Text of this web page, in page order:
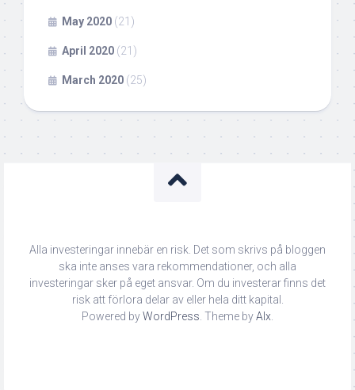
May 2020 (21)
April 2020 (21)
March 2020 (25)
Alla investeringar innebär en risk. Det som skrivs på bloggen
ska inte anses vara rekommendationer, och alla
investeringar sker på eget ansvar. Om du investerar finns det
risk att förlora delar av eller hela ditt kapital.
Powered byWordPress . Theme byAlx